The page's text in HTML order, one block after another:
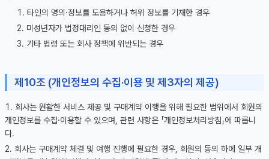
타인의 명의·정보를 도용하거나 허위 정보를 기재한 경우
미성년자가 법정대리인 동의 없이 신청한 경우
기타 법령 또는 회사 정책에 위반되는 경우
제10조 (개인정보의 수집·이용 및 제3자의 제공)
회사는 원활한 서비스 제공 및 구매계약 이행을 위해 필요한 범위에서 회원의
개인정보를 수집·이용할 수 있으며, 관련 사항은 「개인정보처리방침」에 따릅니
다.
회사는 구매계약 체결 및 여행 진행에 필요한 경우, 회원의 동의 하에 일부 개